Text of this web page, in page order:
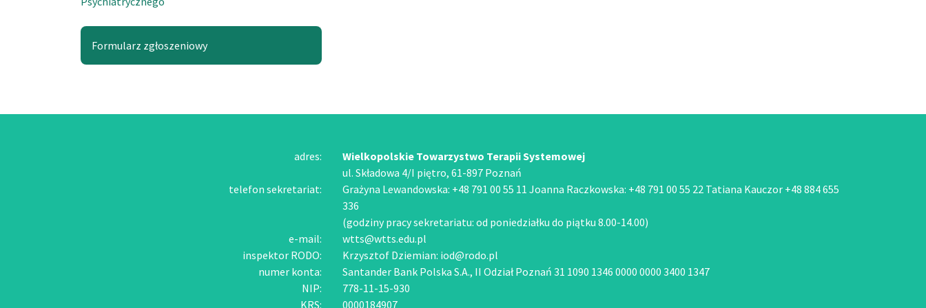
Formularz zgłoszeniowy
adres:
Wielkopolskie Towarzystwo Terapii Systemowej
ul. Składowa 4/I piętro, 61-897 Poznań
telefon sekretariat:
Grażyna Lewandowska: +48 791 00 55 11 Joanna Raczkowska: +48 791 00 55 22 Tatiana Kauczor +48 884 655
336
(godziny pracy sekretariatu: od poniedziałku do piątku 8.00-14.00)
e-mail:
wtts@wtts.edu.pl
inspektor RODO:
Krzysztof Dziemian: iod@rodo.pl
numer konta:
Santander Bank Polska S.A., II Odział Poznań 31 1090 1346 0000 0000 3400 1347
NIP:
778-11-15-930
KRS:
0000184907